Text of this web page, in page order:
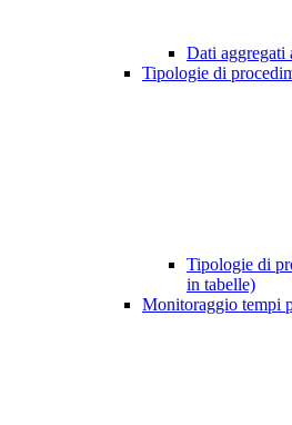
Dati aggregati
Tipologie di
Tipologie di
in tabelle)
Monitoraggio tempi